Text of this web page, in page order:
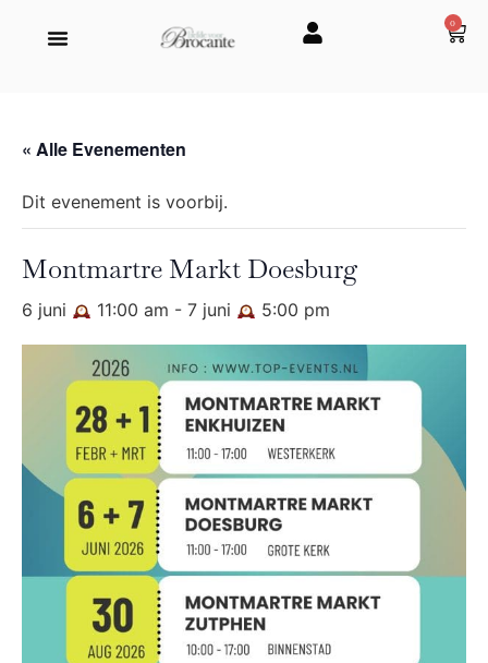
0
« Alle Evenementen
Dit evenement is voorbij.
Montmartre Markt Doesburg
6 juni 11:00 am -7 juni 5:00 pm